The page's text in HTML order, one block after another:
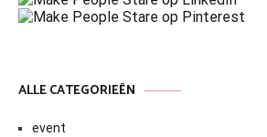
ALLE CATEGORIEËN
event